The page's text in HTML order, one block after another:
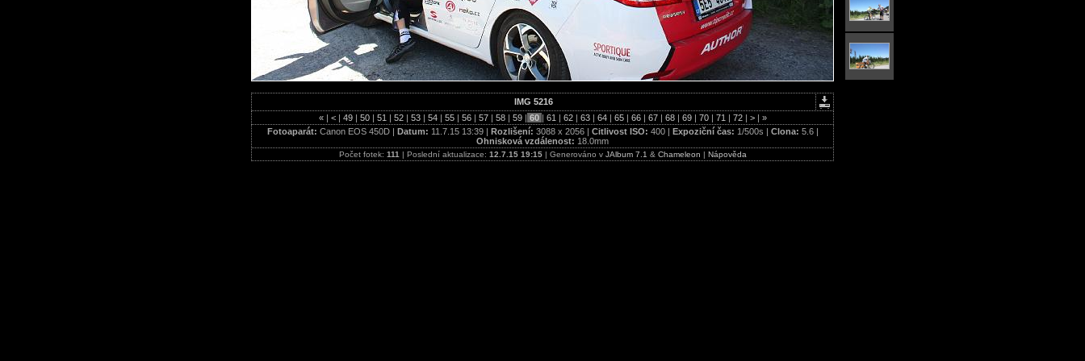
IMG 5216
« | < | 49 | 50 | 51 | 52 | 53 | 54 | 55 | 56 | 57 | 58 | 59 | 60 | 61 | 62 | 63 | 64 | 65 | 66 | 67 | 68 | 69 | 70 | 71 | 72 | > | »
Fotoaparát: Canon EOS 450D | Datum: 11.7.15 13:39 | Rozlišení: 3088 x 2056 | Citlivost ISO: 400 | Expoziční čas: 1/500s | Clona: 5.6 |
Ohnisková vzdálenost: 18.0mm
Počet fotek: 111 | Poslední aktualizace: 12.7.15 19:15| Generováno v JAlbum 7.1 & Chameleon | Nápověda